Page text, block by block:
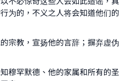
为的，不义之人将会知道他们的
宗教，宣扬他的言辞；摒弃虚伪
穆罕默德、他的家属和所有的圣